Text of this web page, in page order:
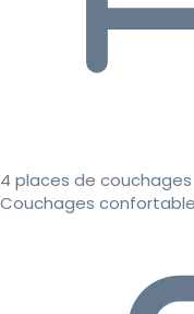
4 places de couchages
Couchages